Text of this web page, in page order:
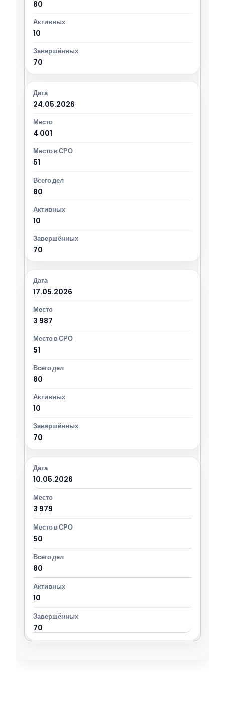
80
10
70
24.05.2026
4 001
51
80
10
70
17.05.2026
3 987
51
80
10
70
10.05.2026
3 979
50
80
10
70